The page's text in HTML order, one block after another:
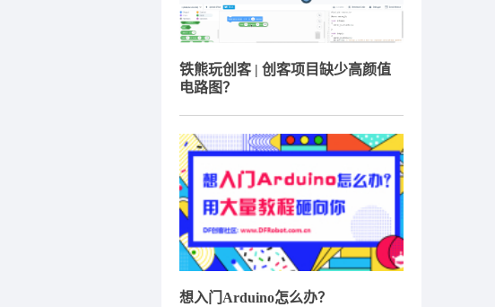
铁熊玩创客 | 创客项目缺少高颜值
电路图？
想入门Arduino怎么办？